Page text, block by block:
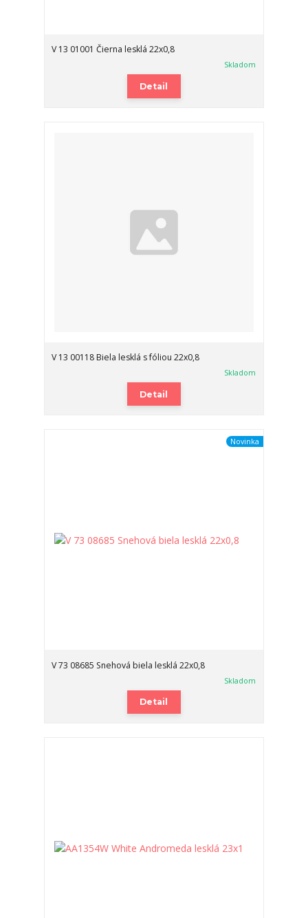
V 13 01001 Čierna lesklá 22x0,8
Skladom
Detail
V 13 00118 Biela lesklá s fóliou 22x0,8
Skladom
Detail
Novinka
V 73 08685 Snehová biela lesklá 22x0,8
Skladom
Detail